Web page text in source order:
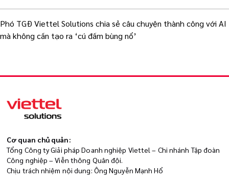
Phó TGĐ Viettel Solutions chia sẻ câu chuyện thành công với AI
mà không cần tạo ra ‘cú đấm bùng nổ’
Cơ quan chủ quản:
Tổng Công ty Giải pháp Doanh nghiệp Viettel – Chi nhánh Tập đoàn
Công nghiệp – Viễn thông Quân đội.
Chịu trách nhiệm nội dung: Ông Nguyễn Mạnh Hổ